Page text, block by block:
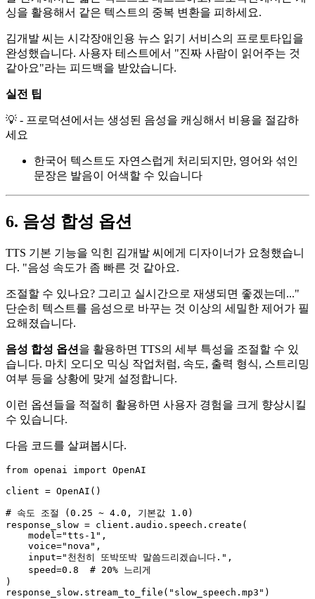
싱을 활용해서 같은 텍스트의 중복 변환을 피하세요.
김개발 씨는 시각장애인용 뉴스 읽기 서비스의 프로토타입을
완성했습니다. 사용자 테스트에서 "진짜 사람이 읽어주는 것
같아요"라는 피드백을 받았습니다.
실전 팁
💡 - 프로덕션에서는 생성된 음성을 캐싱해서 비용을 절감하
세요
한국어 텍스트도 자연스럽게 처리되지만, 영어와 섞인
문장은 발음이 어색할 수 있습니다
6. 음성 합성 옵션
TTS 기본 기능을 익힌 김개발 씨에게 디자이너가 요청했습니
다. "음성 속도가 좀 빠른 것 같아요.
조절할 수 있나요? 그리고 실시간으로 재생되면 좋겠는데..."
단순히 텍스트를 음성으로 바꾸는 것 이상의 세밀한 제어가 필
요해졌습니다.
음성 합성 옵션을 활용하면 TTS의 세부 특성을 조절할 수 있
습니다. 마치 오디오 믹싱 작업처럼, 속도, 출력 형식, 스트리밍
여부 등을 상황에 맞게 설정합니다.
이런 옵션들을 적절히 활용하면 사용자 경험을 크게 향상시킬
수 있습니다.
다음 코드를 살펴봅시다.
from openai import OpenAI
client = OpenAI()
# 속도 조절 (0.25 ~ 4.0, 기본값 1.0)
response_slow = client.audio.speech.create(
    model=
"tts-1" ,
    voice=
"nova" ,
input="천천히 또박또박 말씀드리겠습니다." ,
    speed=
0.8
# 20% 느리게
)
response_slow.stream_to_file( "slow_speech.mp3" )